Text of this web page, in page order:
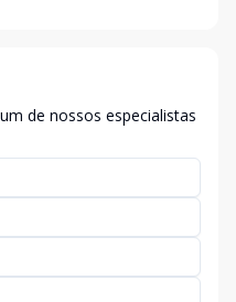
de nossos especialistas